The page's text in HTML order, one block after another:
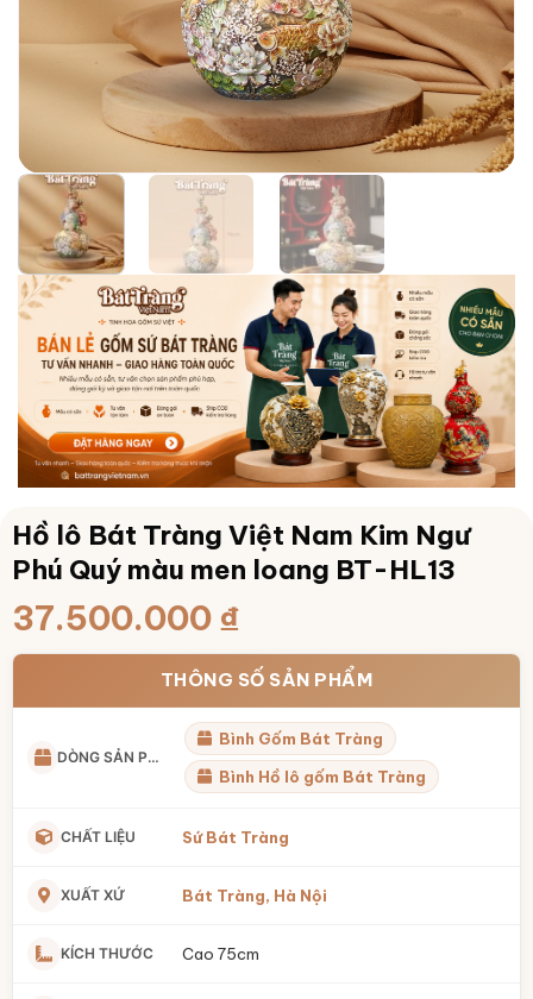
Hồ lô Bát Tràng Việt Nam Kim Ngư
Phú Quý màu men loang BT-HL13
37.500.000 ₫
THÔNG SỐ SẢN PHẨM
DÒNG SẢN PHẨM
Bình Gốm Bát Tràng
Bình Hồ lô gốm Bát Tràng
CHẤT LIỆU Sứ Bát Tràng
XUẤT XỨ Bát Tràng, Hà Nội
KÍCH THƯỚC Cao 75cm